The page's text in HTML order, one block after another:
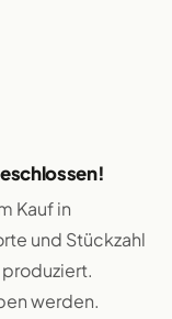
Kauf in
und Stückzahl
werden.